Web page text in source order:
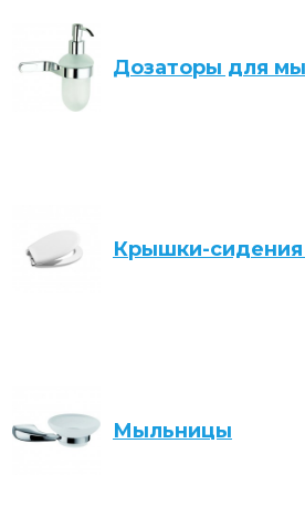
Дозаторы для
Крышки-сидения
Мыльницы